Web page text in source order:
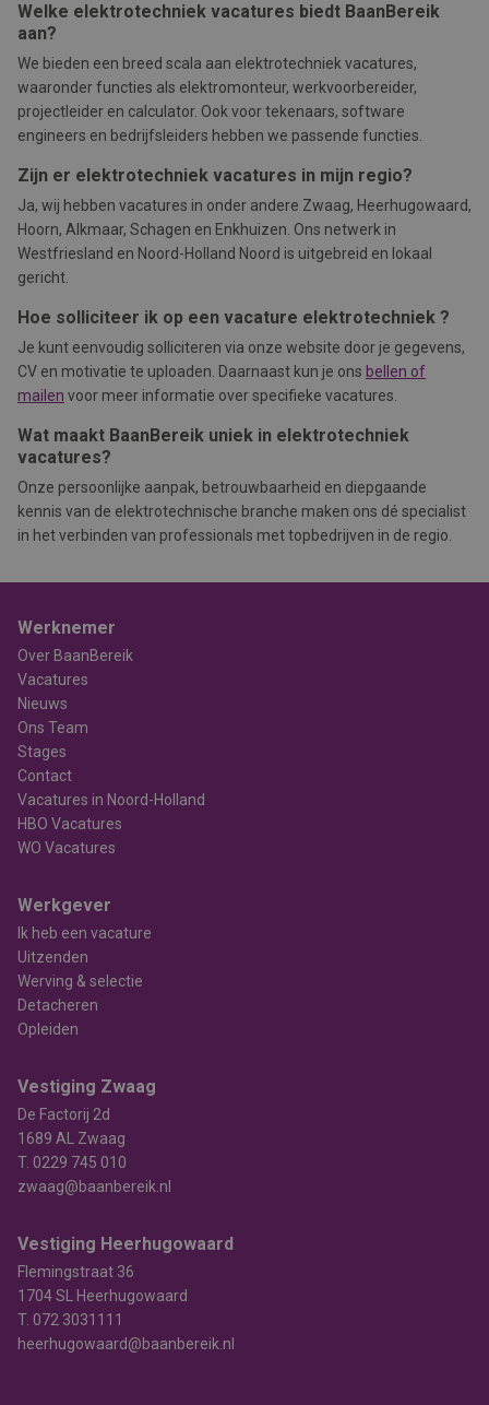
Welke elektrotechniek vacatures biedt BaanBereik
aan?
We bieden een breed scala aan elektrotechniek vacatures,
waaronder functies als elektromonteur, werkvoorbereider,
projectleider en calculator. Ook voor tekenaars, software
engineers en bedrijfsleiders hebben we passende functies.
Zijn er elektrotechniek vacatures in mijn regio?
Ja, wij hebben vacatures in onder andere Zwaag, Heerhugowaard,
Hoorn, Alkmaar, Schagen en Enkhuizen. Ons netwerk in
Westfriesland en Noord-Holland Noord is uitgebreid en lokaal
gericht.
Hoe solliciteer ik op een vacature elektrotechniek ?
Je kunt eenvoudig solliciteren via onze website door je gegevens,
CV en motivatie te uploaden. Daarnaast kun je ons bellen of
mailen voor meer informatie over specifieke vacatures.
Wat maakt BaanBereik uniek in elektrotechniek
vacatures?
Onze persoonlijke aanpak, betrouwbaarheid en diepgaande
kennis van de elektrotechnische branche maken ons dé specialist
in het verbinden van professionals met topbedrijven in de regio.
Werknemer
Over BaanBereik
Vacatures
Nieuws
Ons Team
Stages
Contact
Vacatures in Noord-Holland
HBO Vacatures
WO Vacatures
Werkgever
Ik heb een vacature
Uitzenden
Werving & selectie
Detacheren
Opleiden
Vestiging Zwaag
De Factorij 2d
1689 AL Zwaag
T. 0229 745 010
zwaag@baanbereik.nl
Vestiging Heerhugowaard
Flemingstraat 36
1704 SL Heerhugowaard
T. 072 3031111
heerhugowaard@baanbereik.nl